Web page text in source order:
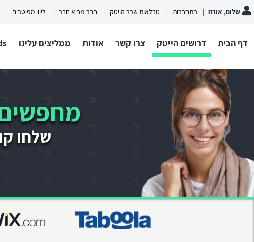
שלום, אורח התחברות טבלאות שכר הייטק חבר מביא חבר ליווי מפוטרים
דף הבית דרושים הייטק צרו קשר אודות ממליצים עלינו
שלחו